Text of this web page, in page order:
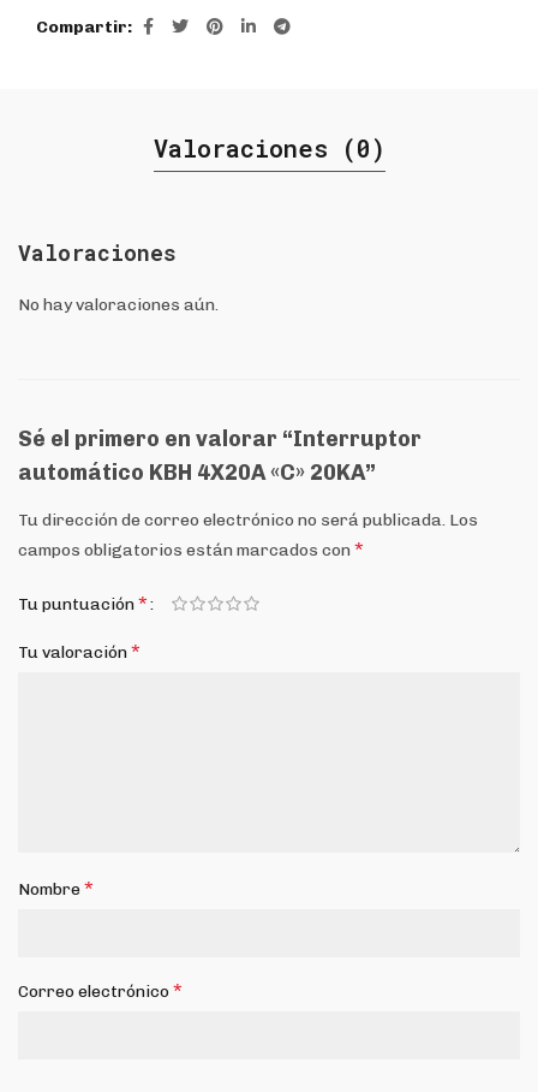
Compartir
Valoraciones (0)
Valoraciones
No hay valoraciones aún.
Sé el primero en valorar “Interruptor
automático KBH 4X20A «C» 20KA”
Tu dirección de correo electrónico no será publicada. Los
campos obligatorios están marcados con *
Tu puntuación*
Tu valoración*
Nombre*
Correo electrónico*